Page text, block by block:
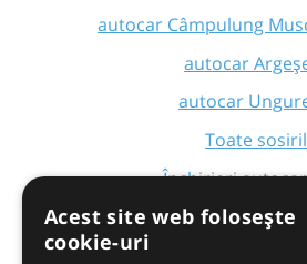
autocar Câmpulung
autocar
autocar
Toate
Închirieri
Acest site web folosește
cookie-uri